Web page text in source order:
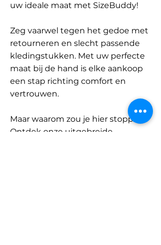
uw ideale maat met SizeBuddy!
Zeg vaarwel tegen het gedoe met
retourneren en slecht passende
kledingstukken. Met uw perfecte
maat bij de hand is elke aankoop
een stap richting comfort en
vertrouwen.
Maar waarom zou je hier stoppen?
Ontdek onze uitgebreide